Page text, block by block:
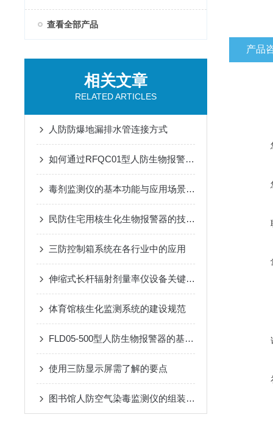
查看全部产品
相关文章
RELATED ARTICLES
人防防爆地漏排水管连接方式
如何通过RFQC01型人防生物报警器提高应急防护能力？
毒剂监测仪的基本功能与应用场景说明
民防住宅用核生化生物报警器的技术防范
三防控制箱系统在各行业中的应用
伸缩式长杆辐射剂量率仪设备关键技术与应用
体育馆核生化监测系统的建设规范
FLD05-500型人防生物报警器的基本原理、功能和在安全监控中的作用
使用三防显示屏需了解的要点
图书馆人防空气染毒监测仪的组装与使用
产品